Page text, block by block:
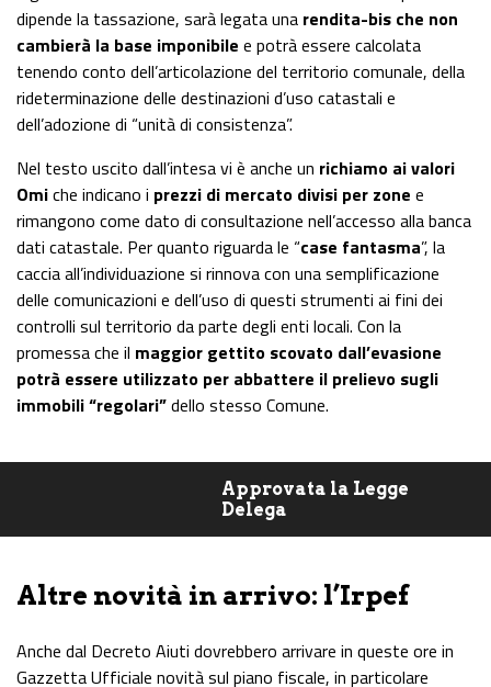
dipende la tassazione, sarà legata una rendita-bis che non
cambierà la base imponibile e potrà essere calcolata
tenendo conto dell’articolazione del territorio comunale, della
rideterminazione delle destinazioni d’uso catastali e
dell’adozione di “unità di consistenza”.
Nel testo uscito dall’intesa vi è anche un richiamo ai valori
Omiche indicano i prezzi di mercato divisi per zone e
rimangono come dato di consultazione nell’accesso alla banca
dati catastale. Per quanto riguarda le “case fantasma”, la
caccia all’individuazione si rinnova con una semplificazione
delle comunicazioni e dell’uso di questi strumenti ai fini dei
controlli sul territorio da parte degli enti locali. Con la
promessa che il maggior gettito scovato dall’evasione
potrà essere utilizzato per abbattere il prelievo sugli
immobili “regolari”dello stesso Comune.
Approvata la Legge
Delega
Altre novità in arrivo: l’Irpef
Anche dal Decreto Aiuti dovrebbero arrivare in queste ore in
Gazzetta Ufficiale novità sul piano fiscale, in particolare